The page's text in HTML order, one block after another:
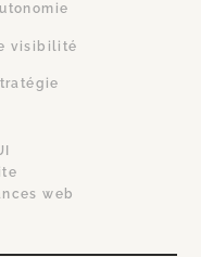
visibilité
web